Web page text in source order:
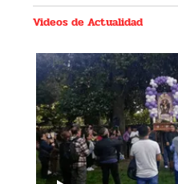
Videos de Actualidad